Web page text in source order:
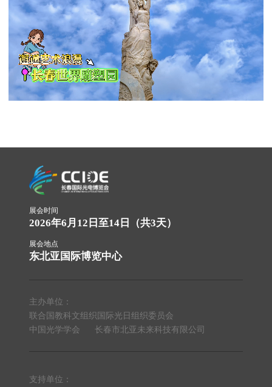
展会时间
2026年6月12日至14日（共3天）
展会地点
东北亚国际博览中心
主办单位：
联合国教科文组织国际光日组织委员会
中国光学学会
长春市北亚未来科技有限公司
支持单位：